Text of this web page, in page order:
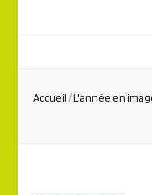
Accueil/L'année en